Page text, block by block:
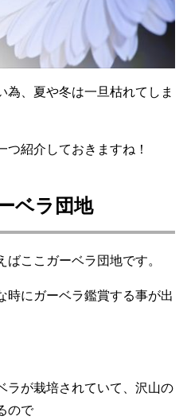
為、夏や冬は一旦枯れてしま
つ紹介しておきますね！
ベラ団地
ここガーベラ団地です。
時にガーベラ鑑賞する事が出
ラが栽培されていて、沢山の
ので